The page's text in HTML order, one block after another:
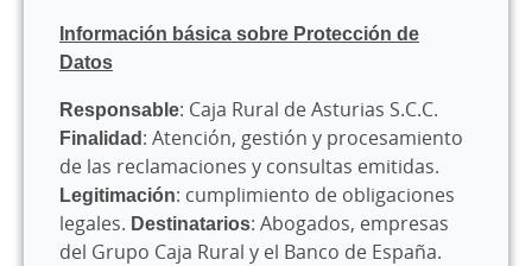
Información básica sobre Protección de
Datos
Responsable: Caja Rural de Asturias S.C.C.
Finalidad: Atención, gestión y procesamiento
de las reclamaciones y consultas emitidas.
Legitimación: cumplimiento de obligaciones
legales. Destinatarios: Abogados, empresas
del Grupo Caja Rural y el Banco de España.